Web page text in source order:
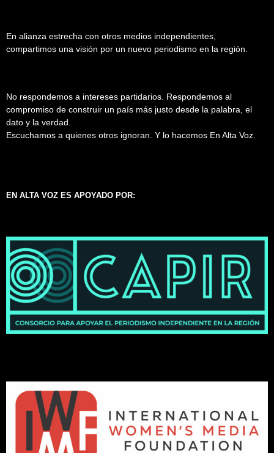
En alianza estrecha con otros medios independientes,
compartimos una visión por un nuevo periodismo en la región.
No respondemos a intereses partidarios. Respondemos al
compromiso de construir un país más justo desde la palabra, el
dato y la verdad.
Escuchamos a quienes otros ignoran. Y lo hacemos En Alta Voz.
EN ALTA VOZ ES APOYADO POR: